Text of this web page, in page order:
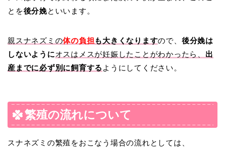
とを後分娩といいます。
親スナネズミの体の負担も大きくなりますので、 後分娩は
しないようにオスはメスが妊娠したことがわかったら、 出
産までに必ず別に飼育する ようにしてください。
繁殖の流れについて
スナネズミの繁殖をおこなう場合の流れとしては、